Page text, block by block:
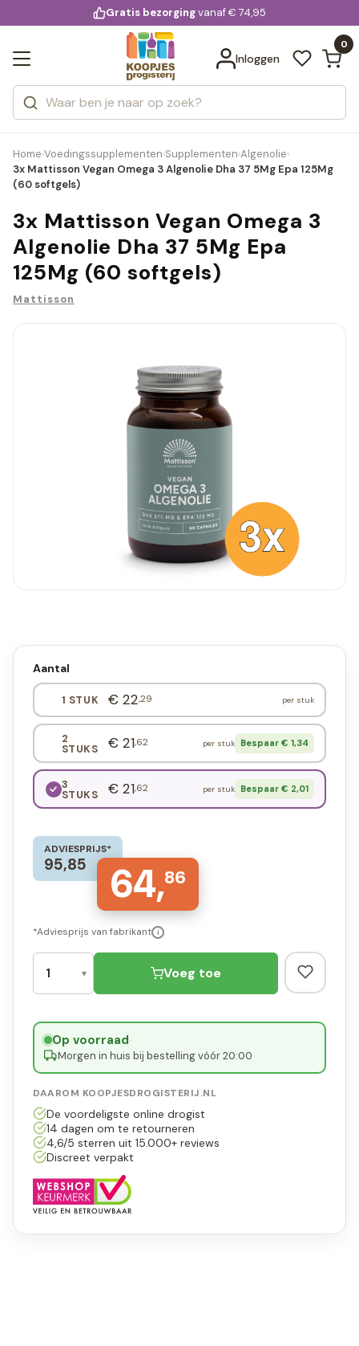
voor 20:00 uur besteld
Gratis bezorgingvanaf € 74,95
Inloggen
0
Zoeken
Categorieën
Merken
Bekijk alle resultaten
Home›Voedingssupplementen›Supplementen›Algenolie›
3x Mattisson Vegan Omega 3 Algenolie Dha 37 5Mg Epa 125Mg
(60 softgels)
3x Mattisson Vegan Omega 3
Algenolie Dha 37 5Mg Epa
125Mg (60 softgels)
Mattisson
Aantal
1 STUK € 22,29 per stuk
2
STUKS € 21,62 per stuk Bespaar € 1,34
3
STUKS € 21,62 per stuk Bespaar € 2,01
ADVIESPRIJS*
95,85 64,86
*Adviesprijs van fabrikant i
Voeg toe
Op voorraad·
Morgen in huis bij bestelling vóór 20:00
DAAROM KOOPJESDROGISTERIJ.NL
De voordeligste online drogist
14 dagen om te retourneren
4,6/5 sterren uit 15.000+ reviews
Discreet verpakt